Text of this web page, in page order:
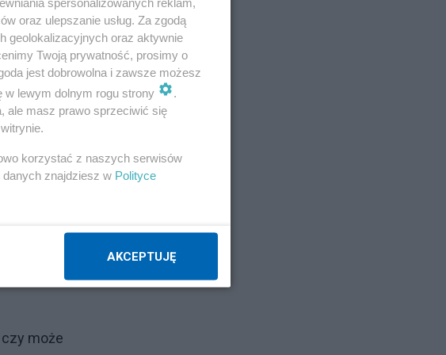
dzieci,
aborcji
fact-sheet-
w przypadku
(wtedy bez
tej
matki to
ograniczeń
może
oraz ulepszanie usług. Za zgodą
geolokalizacyjnych oraz aktywnie
Twoją prywatność, prosimy o
jest dobrowolna i zawsze możesz
lewym dolnym rogu strony
.
ale masz prawo sprzeciwić się
korzystać z naszych serwisów
danych znajdziesz w Polityce
AKCEPTUJĘ